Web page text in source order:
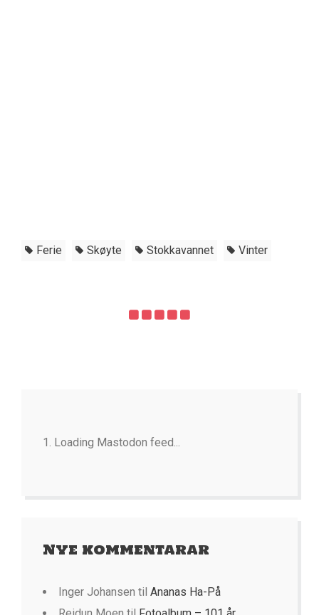
Ferie Skøyte Stokkavannet Vinter
Loading Mastodon feed...
Nye kommentarar
Inger Johansen til Ananas Ha-På